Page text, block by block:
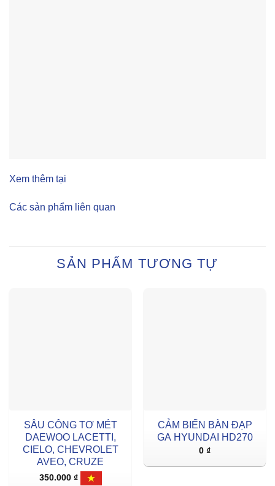
Xem thêm tại
Các sản phẩm liên quan
SẢN PHẨM TƯƠNG TỰ
SÂU CÔNG TƠ MÉT
DAEWOO LACETTI,
CIELO, CHEVROLET
AVEO, CRUZE
350.000 ₫
CẢM BIẾN BÀN ĐẠP
GA HYUNDAI HD270
0 ₫